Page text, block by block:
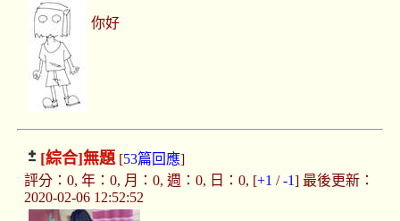
你好
[綜合]無題[53篇回應]
評分：0, 年：0, 月：0, 週：0, 日：0, [+1 /-1] 最後更新：
2020-02-06 12:52:52